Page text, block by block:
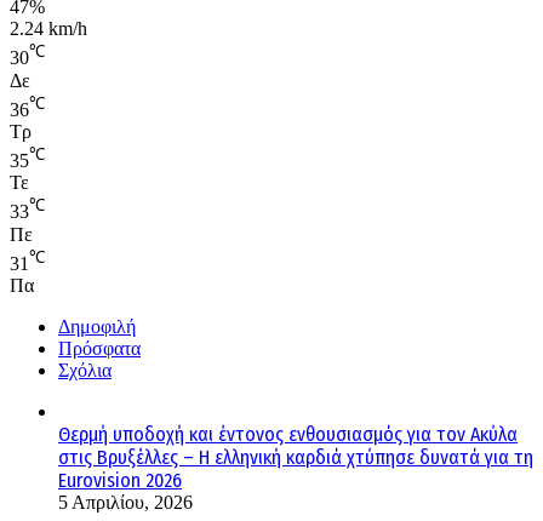
47%
2.24 km/h
30℃
Δε
36℃
Τρ
35℃
Τε
33℃
Πε
31 ℃
Πα
Δημοφιλή
Πρόσφατα
Σχόλια
Θερμή υποδοχή και έντονος ενθουσιασμός για τον Ακύλα
στις Βρυξέλλες – Η ελληνική καρδιά χτύπησε δυνατά για τη
Eurovision 2026
5 Απριλίου, 2026